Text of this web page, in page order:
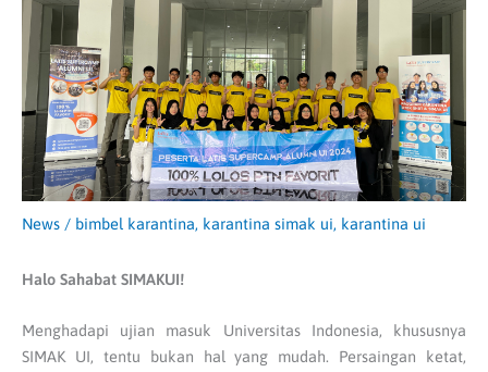
News / bimbel karantina, karantina simak ui, karantina ui
Halo Sahabat SIMAKUI!
Menghadapi ujian masuk Universitas Indonesia, khususnya
SIMAK UI, tentu bukan hal yang mudah. Persaingan ketat,